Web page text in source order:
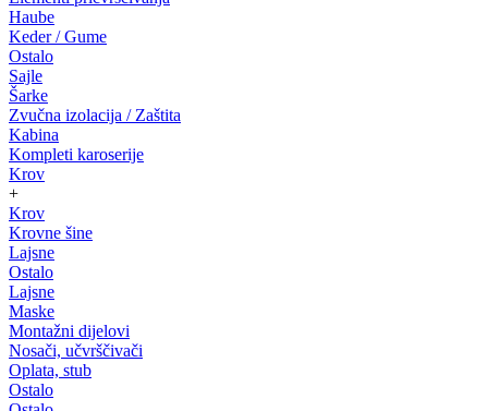
Haube
Keder / Gume
Ostalo
Sajle
Šarke
Zvučna izolacija / Zaštita
Kabina
Kompleti karoserije
Krov
+
Krov
Krovne šine
Lajsne
Ostalo
Lajsne
Maske
Montažni dijelovi
Nosači, učvrščivači
Oplata, stub
Ostalo